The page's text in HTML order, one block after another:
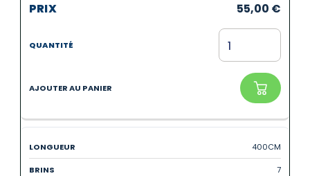
55,00 €
400CM
7